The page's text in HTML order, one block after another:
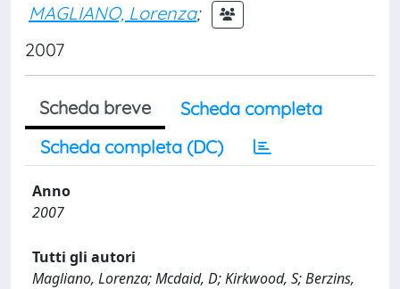
MAGLIANO, Lorenza;
2007
Scheda breve
Scheda completa
Scheda completa (DC)
Anno
2007
Tutti gli autori
Magliano, Lorenza; Mcdaid, D; Kirkwood, S; Berzins,